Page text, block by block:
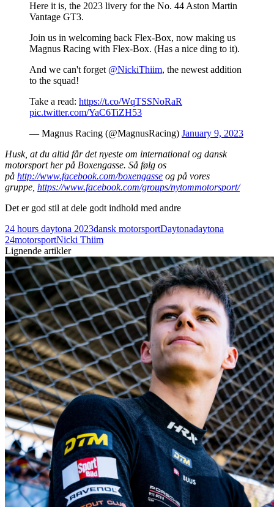
Here it is, the 2023 livery for the No. 44 Aston Martin
Vantage GT3.
Join us in welcoming back Flex-Box, now making us
Magnus Racing with Flex-Box. (Has a nice ding to it).
And we can't forget @NickiThiim, the newest addition
to the squad!
Take a read: https://t.co/WqTSSNoRaR
pic.twitter.com/YaC6TiZH53
— Magnus Racing (@MagnusRacing) January 9, 2023
Husk, at du altid får det nyeste om international og dansk
motorsport her på Boxengasse. Så følg os
på http://www.facebook.com/boxengasse og på vores
gruppe, https://www.facebook.com/groups/nytommotorsport/
Det er god stil at dele godt indhold med andre
24 hours daytona 2023dansk motorsportDaytonadaytona
24motorsportNicki Thiim
Lignende artikler